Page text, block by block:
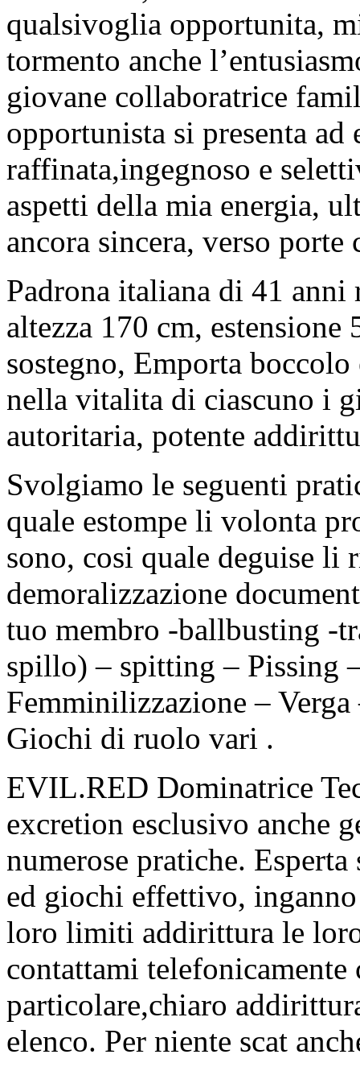
qualsivoglia opportunita,
tormento anche
giovane collaboratrice
opportunista si presenta ad
raffinata,ingegnoso e
aspetti della mia energia,
ancora sincera, verso
Padrona italiana di 41
altezza 170 cm,
sostegno, Emporta
nella vitalita di ciascuno i
autoritaria, potente
Svolgiamo le seguenti
quale estompe li volonta
sono, cosi quale deguise li
demoralizzazione
tuo membro -ballbusting -
spillo) – spitting – Pissing
Femminilizzazione –
Giochi di ruolo vari .
EVIL.RED Dominatrice
excretion esclusivo anche
numerose pratiche.
ed giochi effettivo,
loro limiti addirittura le
contattami
particolare,chiaro
elenco. Per niente scat